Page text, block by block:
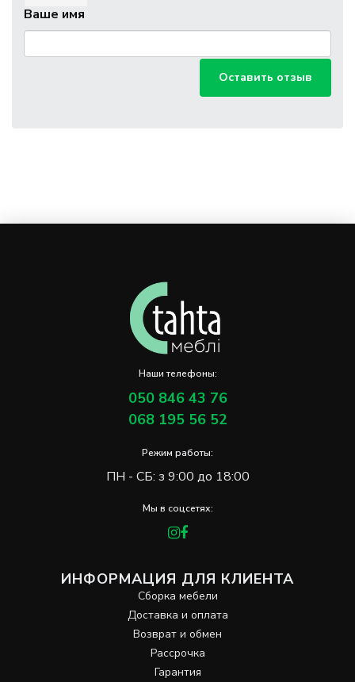
Ваше имя
Оставить отзыв
Наши телефоны:
050 846 43 76
068 195 56 52
Режим работы:
ПН - СБ: з 9:00 до 18:00
Мы в соцсетях:
ИНФОРМАЦИЯ ДЛЯ КЛИЕНТА
Сборка мебели
Доставка и оплата
Возврат и обмен
Рассрочка
Гарантия